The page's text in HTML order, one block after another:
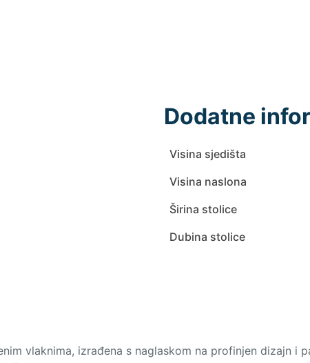
Dodatne
Visina sjedišta
Visina naslona
Širina stolice
Dubina stolice
vlaknima, izrađena s naglaskom na profinjen dizajn i